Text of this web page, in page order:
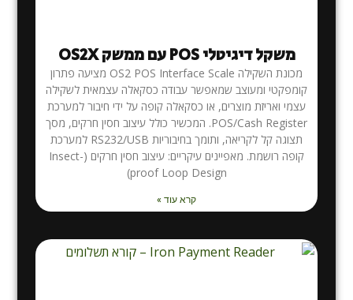
משקל דיגיטלי POS עם ממשק OS2X
מכונת השקילה OS2 POS Interface Scale מציעה פתרון
קומפקטי ומעוצב שמאפשר עבודה כסקאלה עצמאית לשקילה
עצמי ואריזת מוצרים, או כסקאלה קופה על ידי חיבור למערכת
POS/Cash Register. המכשיר כולל עיצוב חסין חרקים, מסך
תצוגה קל לקריאה, ותומך בחיבוריות RS232/USB למערכת
קופה רושמת. מאפיינים עיקריים: עיצוב חסין חרקים (Insect-
proof Loop Design)
קרא עוד »